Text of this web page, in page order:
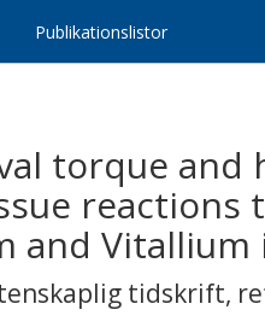
Publikationslistor
torque
reactions
and Vitallium
tidskrift,